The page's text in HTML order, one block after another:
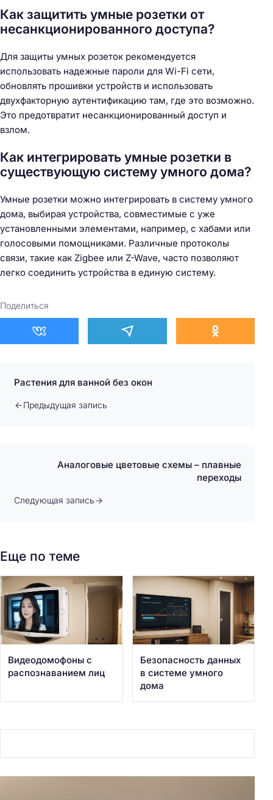
Как защитить умные розетки от
несанкционированного доступа?
Для защиты умных розеток рекомендуется
использовать надежные пароли для Wi-Fi сети,
обновлять прошивки устройств и использовать
двухфакторную аутентификацию там, где это возможно.
Это предотвратит несанкционированный доступ и
взлом.
Как интегрировать умные розетки в
существующую систему умного дома?
Умные розетки можно интегрировать в систему умного
дома, выбирая устройства, совместимые с уже
установленными элементами, например, с хабами или
голосовыми помощниками. Различные протоколы
связи, такие как Zigbee или Z-Wave, часто позволяют
легко соединить устройства в единую систему.
Поделиться
Растения для ванной без окон
Предыдущая запись
Аналоговые цветовые схемы – плавные
переходы
Следующая запись
Еще по теме
Видеодомофоны с
распознаванием лиц
Безопасность данных
в системе умного
дома